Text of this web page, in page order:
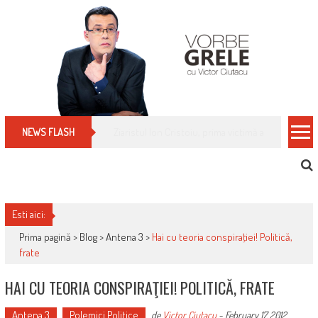
NEWS FLASH Cum îți schimbi, rapid, gratuit și eficient,
Esti aici:
Prima pagină > Blog>Antena 3 > Hai cu teoria conspiraţiei! Politică,
frate
HAI CU TEORIA CONSPIRAŢIEI! POLITICĂ, FRATE
Antena 3 Polemici Politice de Victor Ciutacu- February 17, 2012